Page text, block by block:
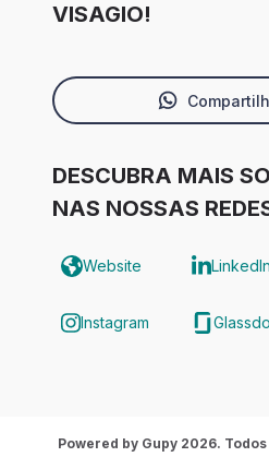
VISAGIO!
DESCUBRA MAIS
NAS NOSSAS
Website LinkedIn
Instagram
Powered by Gupy 2026.